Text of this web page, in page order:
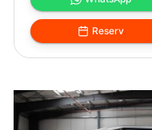
Reserv